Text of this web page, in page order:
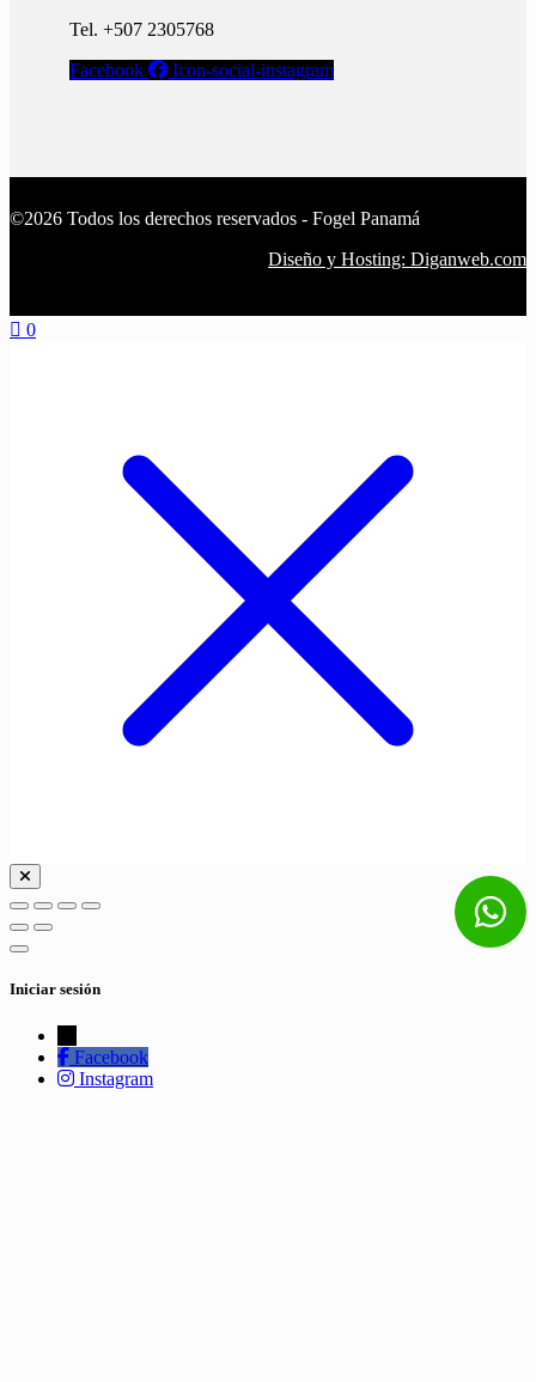
Tel. +507 2305768
Facebook
Icon-social-instagram
©2026 Todos los derechos reservados - Fogel Panamá
Diseño y Hosting: Diganweb.com
0
Iniciar sesión
Facebook
Instagram